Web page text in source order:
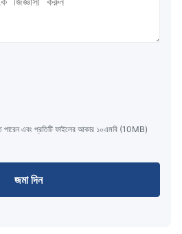
এবং প্রতিটি ফাইলের আকার ১০এমবি (10MB)
জমা দিন